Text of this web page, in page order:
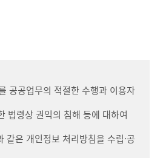
공공업무의 적절한 수행과 이용자
법령상 권익의 침해 등에 대하여
은 개인정보 처리방침을 수립·공